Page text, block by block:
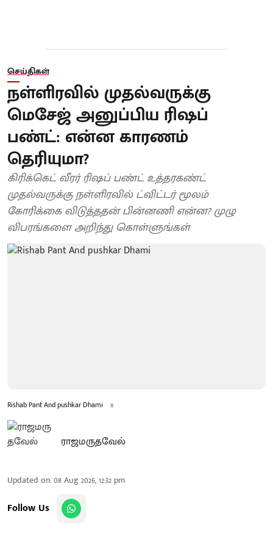
செய்திகள்
நள்ளிரவில் முதல்வருக்கு
மெசேஜ் அனுப்பிய ரிஷப்
பண்ட்: என்ன காரணம்
தெரியுமா?
கிரிக்கெட் வீரர் ரிஷப் பண்ட் உத்தரகண்ட்
முதல்வருக்கு நள்ளிரவில் ட்விட்டர் மூலம்
கோரிக்கை விடுத்ததன் பின்னணி என்ன? முழு
விபரங்களை அறிந்து கொள்ளுங்கள்
Rishab Pant And pushkar Dhami x
ராஜமருதவேல்
Updated on:08 Aug 2026, 12:32 pm
Follow Us